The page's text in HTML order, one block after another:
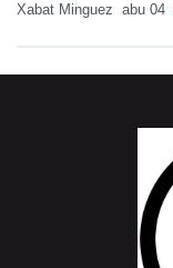
Xabat Minguez abu 04